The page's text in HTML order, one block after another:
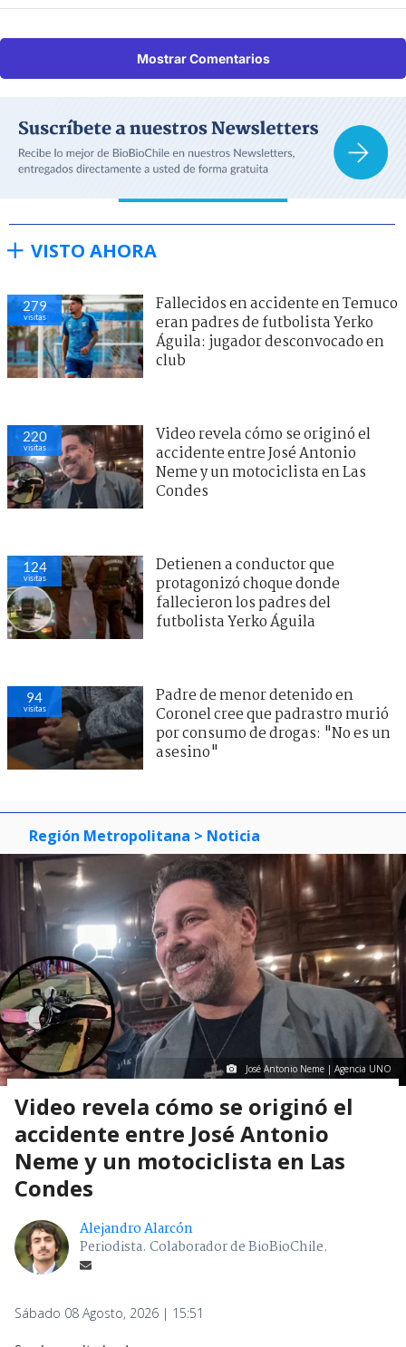
Mostrar Comentarios
VISTO AHORA
279
visitas
Fallecidos en accidente en Temuco
eran padres de futbolista Yerko
Águila: jugador desconvocado en
club
220
visitas
Video revela cómo se originó el
accidente entre José Antonio
Neme y un motociclista en Las
Condes
124
visitas
Detienen a conductor que
protagonizó choque donde
fallecieron los padres del
futbolista Yerko Águila
94
visitas
Padre de menor detenido en
Coronel cree que padrastro murió
por consumo de drogas: "No es un
asesino"
Región Metropolitana > Noticia
José Antonio Neme | Agencia UNO
Video revela cómo se originó el
accidente entre José Antonio
Neme y un motociclista en Las
Condes
Alejandro Alarcón
Periodista. Colaborador de BioBioChile.
Sábado 08 Agosto, 2026 | 15:51